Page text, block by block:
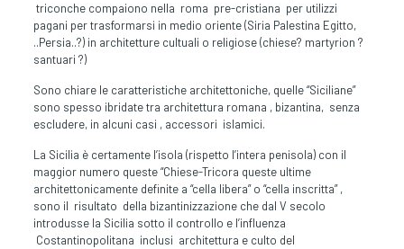
triconche compaiono nella roma pre-cristiana per utilizzi
pagani per trasformarsi in medio oriente (Siria Palestina Egitto,
..Persia..?) in architetture cultuali o religiose (chiese? martyrion ?
santuari ?)
Sono chiare le caratteristiche architettoniche, quelle “Siciliane”
sono spesso ibridate tra architettura romana , bizantina, senza
escludere, in alcuni casi , accessori islamici.
La Sicilia è certamente l’isola (rispetto l’intera penisola) con il
maggior numero queste “Chiese-Tricora queste ultime
architettonicamente definite a “cella libera” o “cella inscritta” ,
sono il risultato della bizantinizzazione che dal V secolo
introdusse la Sicilia sotto il controllo e l’influenza
Costantinopolitana inclusi architettura e culto del